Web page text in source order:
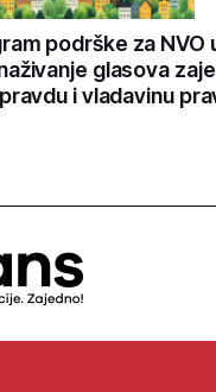
podrške za NVO
glasova
i vladavinu